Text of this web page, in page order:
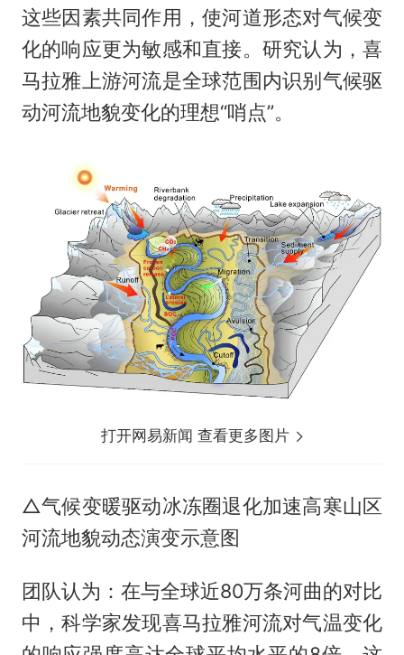
这些因素共同作用，使河道形态对气候变
化的响应更为敏感和直接。研究认为，喜
马拉雅上游河流是全球范围内识别气候驱
动河流地貌变化的理想“哨点”。
打开网易新闻 查看更多图片
△气候变暖驱动冰冻圈退化加速高寒山区
河流地貌动态演变示意图
团队认为：在与全球近80万条河曲的对比
中，科学家发现喜马拉雅河流对气温变化